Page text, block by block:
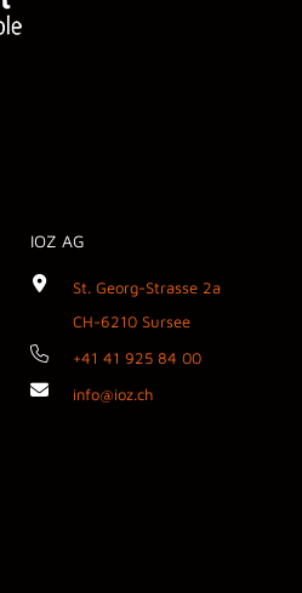
IOZ AG
St. Georg-Strasse 2a
CH-6210 Sursee
+41 41 925 84 00
info@ioz.ch